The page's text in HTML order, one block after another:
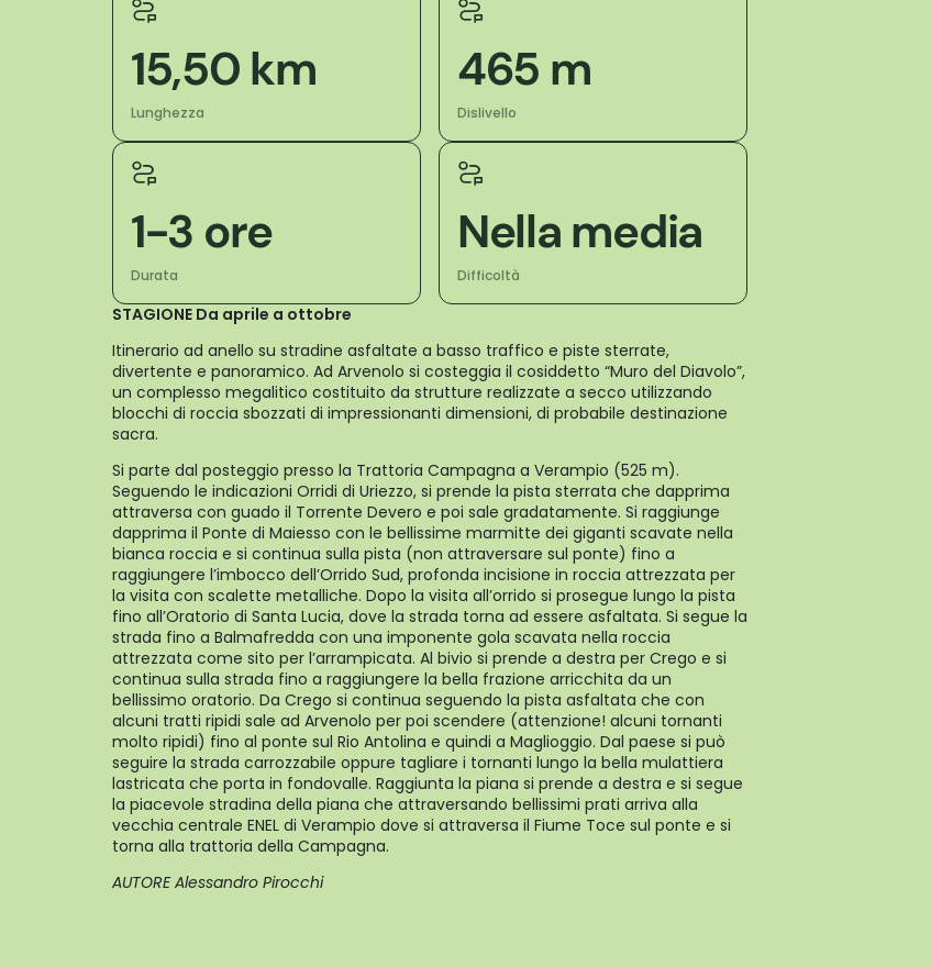
15,50 km
Lunghezza
465 m
Dislivello
1-3 ore
Durata
Nella media
Difficoltà
STAGIONE Da aprile a ottobre
Itinerario ad anello su stradine asfaltate a basso traffico e piste sterrate,
divertente e panoramico. Ad Arvenolo si costeggia il cosiddetto “Muro del Diavolo”,
un complesso megalitico costituito da strutture realizzate a secco utilizzando
blocchi di roccia sbozzati di impressionanti dimensioni, di probabile destinazione
sacra.
Si parte dal posteggio presso la Trattoria Campagna a Verampio (525 m).
Seguendo le indicazioni Orridi di Uriezzo, si prende la pista sterrata che dapprima
attraversa con guado il Torrente Devero e poi sale gradatamente. Si raggiunge
dapprima il Ponte di Maiesso con le bellissime marmitte dei giganti scavate nella
bianca roccia e si continua sulla pista (non attraversare sul ponte) fino a
raggiungere l’imbocco dell’Orrido Sud, profonda incisione in roccia attrezzata per
la visita con scalette metalliche. Dopo la visita all’orrido si prosegue lungo la pista
fino all’Oratorio di Santa Lucia, dove la strada torna ad essere asfaltata. Si segue la
strada fino a Balmafredda con una imponente gola scavata nella roccia
attrezzata come sito per l’arrampicata. Al bivio si prende a destra per Crego e si
continua sulla strada fino a raggiungere la bella frazione arricchita da un
bellissimo oratorio. Da Crego si continua seguendo la pista asfaltata che con
alcuni tratti ripidi sale ad Arvenolo per poi scendere (attenzione! alcuni tornanti
molto ripidi) fino al ponte sul Rio Antolina e quindi a Maglioggio. Dal paese si può
seguire la strada carrozzabile oppure tagliare i tornanti lungo la bella mulattiera
lastricata che porta in fondovalle. Raggiunta la piana si prende a destra e si segue
la piacevole stradina della piana che attraversando bellissimi prati arriva alla
vecchia centrale ENEL di Verampio dove si attraversa il Fiume Toce sul ponte e si
torna alla trattoria della Campagna.
AUTORE Alessandro Pirocchi